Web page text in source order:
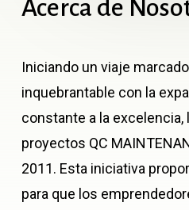
Acerca de
Iniciando un viaje
inquebrantable con la
constante a la excelencia,
proyectos QC
2011. Esta iniciativa
para que los